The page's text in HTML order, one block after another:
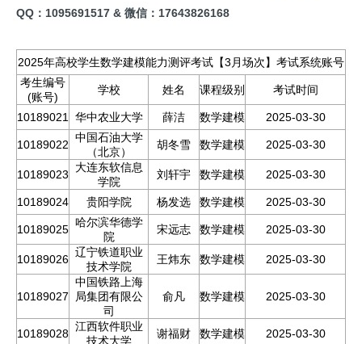
QQ：1095691517 & 微信：17643826168
2025年高校学生数学建模能力测评考试【3月场次】考试系统账号
考生编号
(账号)
学校 姓名 课程级别 考试时间
10189021 华中农业大学 薛洁 数学建模 2025-03-30
10189022
中国石油大学
（北京）
胡冬雪 数学建模 2025-03-30
10189023
大连东软信息
学院
刘轩宇 数学建模 2025-03-30
10189024 贵阳学院 杨发选 数学建模 2025-03-30
10189025
哈尔滨华德学
院
宋远志 数学建模 2025-03-30
10189026
辽宁铁道职业
技术学院
王炜东 数学建模 2025-03-30
10189027
中国铁路上海
局集团有限公
司
俞凡 数学建模 2025-03-30
10189028
江西软件职业
技术大学
谢福财 数学建模 2025-03-30